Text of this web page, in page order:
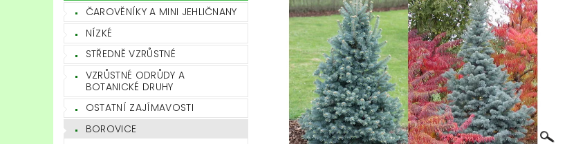
ČAROVĚNÍKY A MINI JEHLIČNANY
NÍZKÉ
STŘEDNĚ VZRŮSTNÉ
VZRŮSTNÉ ODRŮDY A
BOTANICKÉ DRUHY
OSTATNÍ ZAJÍMAVOSTI
BOROVICE